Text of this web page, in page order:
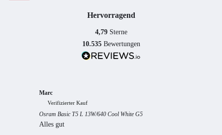
Hervorragend
4,79 Sterne
10.535 Bewertungen
Marc
Verifizierter Kauf
Osram Basic T5 L 13W/640 Cool White G5
Alles gut